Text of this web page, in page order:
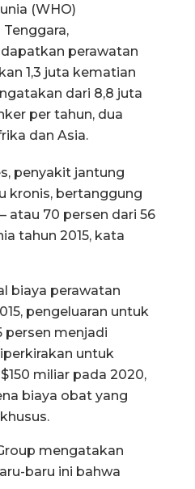
(WHO)
perawatan
1,3 juta kematian
dari 8,8 juta
per tahun, dua
dan Asia.
penyakit jantung
kronis, bertanggung
atau 70 persen dari 56
tahun 2015, kata
biaya perawatan
pengeluaran untuk
persen menjadi
untuk
miliar pada 2020,
biaya obat yang
mengatakan
baru ini bahwa